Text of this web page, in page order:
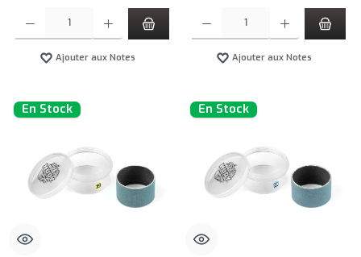
Ajouter aux Notes Ajouter aux Notes
En Stock En Stock